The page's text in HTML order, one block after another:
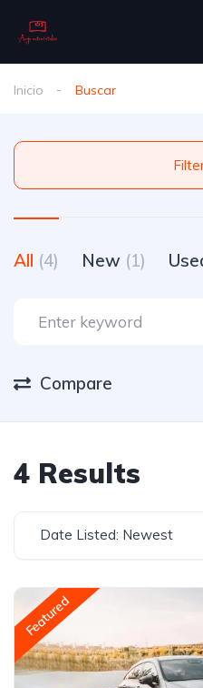
Inicio Buscar
All (4) New (1)
Compare
4 Results
Date Listed: Newest
Featured